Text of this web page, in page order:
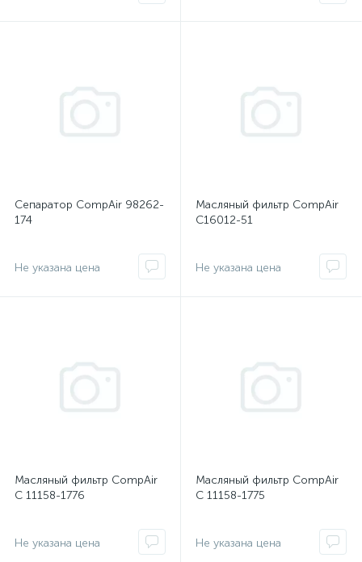
Сепаратор CompAir 98262-
174
Не указана цена
Масляный фильтр CompAir
C16012-51
Не указана цена
Масляный фильтр CompAir
C 11158-1776
Не указана цена
Масляный фильтр CompAir
C 11158-1775
Не указана цена